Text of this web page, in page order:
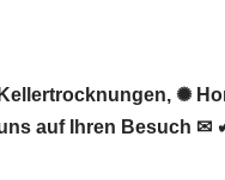
✺
auf Ihren Besuch ✉